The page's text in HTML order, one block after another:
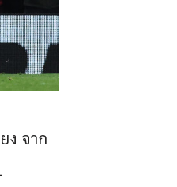
ง จาก